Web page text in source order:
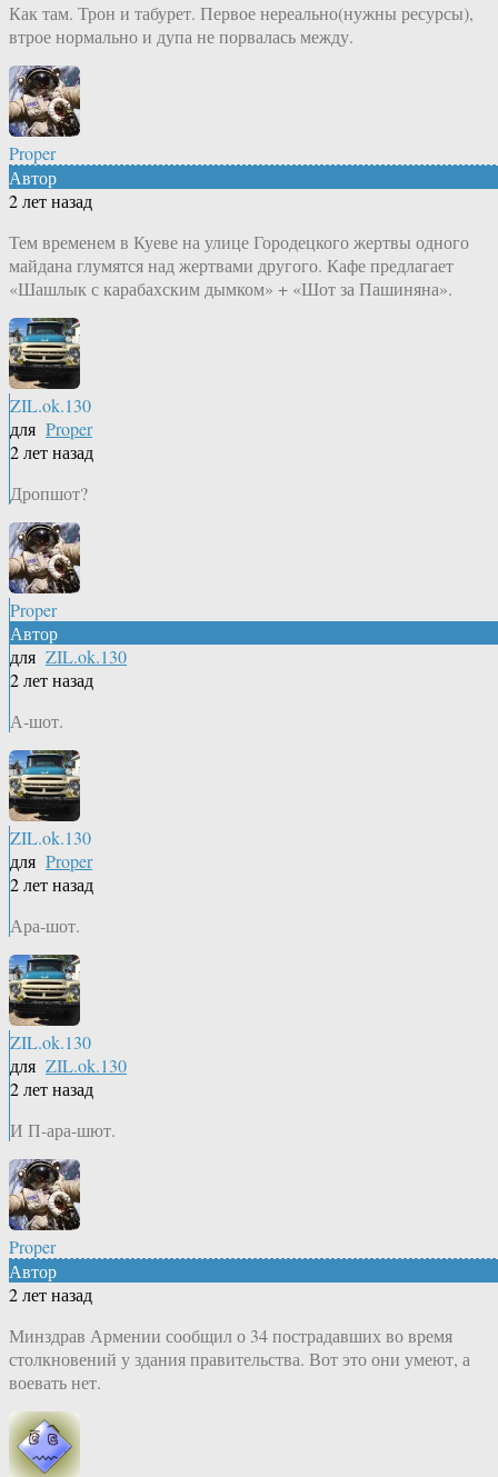
Как там. Трон и табурет. Первое нереально(нужны ресурсы),
втрое нормально и дупа не порвалась между.
Proper
Автор
2 лет назад
Тем временем в Куеве на улице Городецкого жертвы одного
майдана глумятся над жертвами другого. Кафе предлагает
«Шашлык с карабахским дымком» + «Шот за Пашиняна».
ZIL.ok.130
для Proper
2 лет назад
Дропшот?
Proper
Автор
для ZIL.ok.130
2 лет назад
А-шот.
ZIL.ok.130
для Proper
2 лет назад
Ара-шот.
ZIL.ok.130
для ZIL.ok.130
2 лет назад
И П-ара-шют.
Proper
Автор
2 лет назад
Минздрав Армении сообщил о 34 пострадавших во время
столкновений у здания правительства. Вот это они умеют, а
воевать нет.